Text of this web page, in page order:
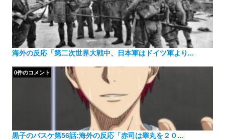
海外の反応「第二次世界大戦中、日本軍はドイツ軍より...
黒子のバスケ第56話:海外の反応「赤司は睾丸を２０...
0件のコメント